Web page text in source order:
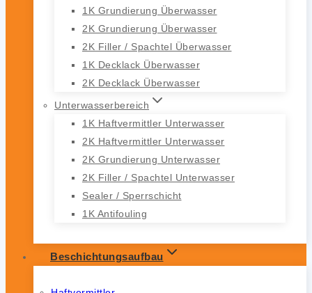
1K Grundierung Überwasser
2K Grundierung Überwasser
2K Filler / Spachtel Überwasser
1K Decklack Überwasser
2K Decklack Überwasser
Unterwasserbereich
1K Haftvermittler Unterwasser
2K Haftvermittler Unterwasser
2K Grundierung Unterwasser
2K Filler / Spachtel Unterwasser
Sealer / Sperrschicht
1K Antifouling
Beschichtungsaufbau